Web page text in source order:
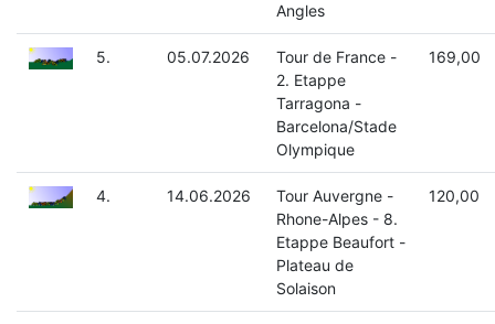
Angles
5. 05.07.2026
Tour de France -
2. Etappe
Tarragona -
Barcelona/Stade
Olympique
169,00
4. 14.06.2026
Tour Auvergne -
Rhone-Alpes - 8.
Etappe Beaufort -
Plateau de
Solaison
120,00